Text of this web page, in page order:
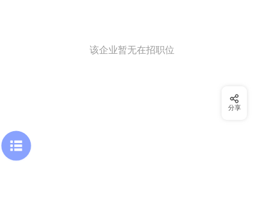
该企业暂无在招职位
分享